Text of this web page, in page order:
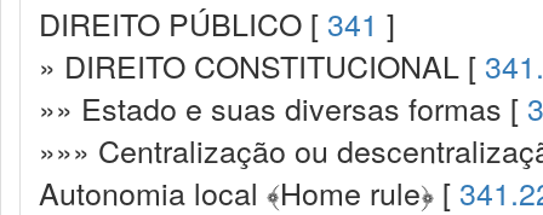
DIREITO PÚBLICO [ 341 ]
» DIREITO CONSTITUCIONAL [
»» Estado e suas diversas formas [
»»» Centralização ou
Autonomia local ﴾Home rule﴿ [